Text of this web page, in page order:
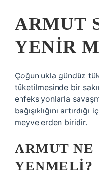
ARMUT
YENIR
Çoğunlukla gündüz
tüketilmesinde bir
enfeksiyonlarla
bağışıklığını
meyvelerden biridir.
ARMUT NE
YENMELI?